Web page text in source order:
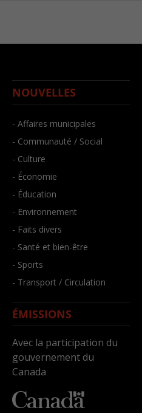
NOUVELLES
- Affaires municipales
- Communauté / Social
- Culture
- Économie
- Éducation
- Environnement
- Faits divers
- Santé et bien-être
- Sports
- Transport / Circulation
ÉMISSIONS
Avec la participation du
gouvernement du
Canada